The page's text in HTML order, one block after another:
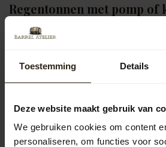
Toestemming Details
Deze website maakt gebruik van
We gebruiken cookies om content
personaliseren, om functies voor
Regentonnen met pomp of
Regentonnen uitgerust met een pomp of
gebruiksgemak. Je kunt eenvoudig een
maakt.
Populaire
Regentonnen